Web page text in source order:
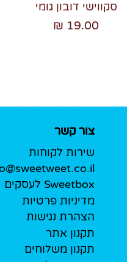
סקווישי דובון גומי
19.00 ₪
צור קשר
שירות לקוחות
Sweetbox לעסקים
מדיניות פרטיות
הצהרת נגישות
תקנון אתר
תקנון משלוחים